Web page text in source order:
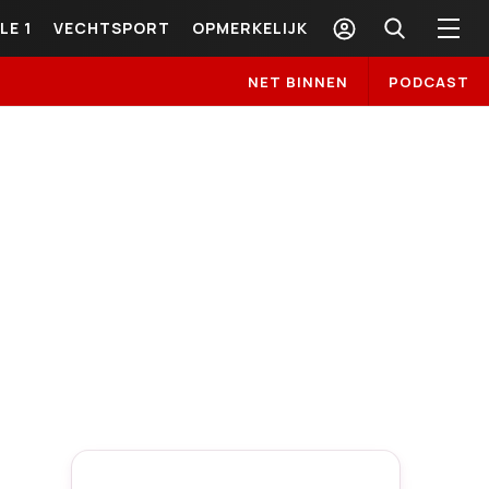
1 VECHTSPORT OPMERKELIJK
NET BINNEN PODCAST